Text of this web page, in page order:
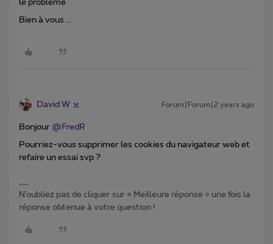
le problème
Bien à vous ...
David W Forum|Forum|2 years ago
Bonjour @FredR
Pourriez-vous supprimer les cookies du navigateur web et
refaire un essai svp ?
N’oubliez pas de cliquer sur « Meilleure réponse » une fois la
réponse obtenue à votre question !